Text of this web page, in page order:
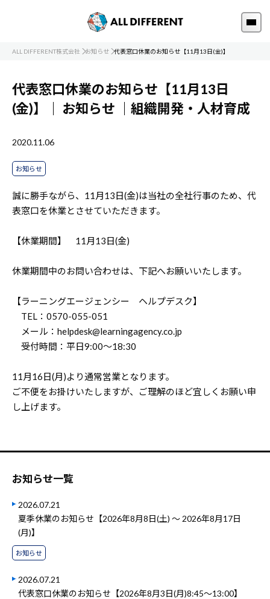
ALL DIFFERENT株式会社 お知らせ 代表窓口休業のお知らせ【11月13日(金)】
代表窓口休業のお知らせ【11月13日
(金)】｜ お知らせ ｜組織開発・人材育成
2020.11.06
お知らせ
誠に勝手ながら、11月13日(金)は当社の全社行事のため、代
表窓口を休業とさせていただきます。
【休業期間】 11月13日(金)
休業期間中のお問い合わせは、下記へお願いいたします。
【ラーニングエージェンシー ヘルプデスク】
TEL：0570-055-051
メール：helpdesk@learningagency.co.jp
受付時間：平日9:00～18:30
11月16日(月)より通常営業となります。
ご不便をお掛けいたしますが、ご理解のほど宜しくお願い申
し上げます。
お知らせ一覧
2026.07.21
夏季休業のお知らせ【2026年8月8日(土) ～ 2026年8月17日
(月)】
お知らせ
2026.07.21
代表窓口休業のお知らせ【2026年8月3日(月)8:45～13:00】